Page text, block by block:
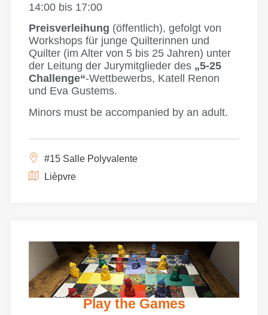
14:00 bis 17:00
Preisverleihung (öffentlich), gefolgt von
Workshops für junge Quilterinnen und
Quilter (im Alter von 5 bis 25 Jahren) unter
der Leitung der Jurymitglieder des „5-25
Challenge“-Wettbewerbs, Katell Renon
und Eva Gustems.
Minors must be accompanied by an adult.
#15 Salle Polyvalente
Lièpvre
Play the Games